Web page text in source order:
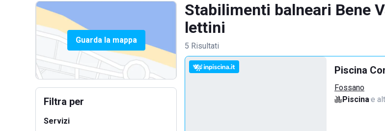
Guarda la mappa
Filtra per
Servizi
Stabilimenti balneari Bene
lettini
5 Risultati
Piscina
Fossano
Piscina·e